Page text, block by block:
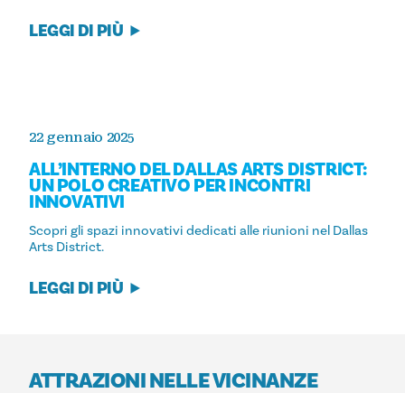
LEGGI DI PIÙ
22 gennaio 2025
ALL’INTERNO DEL DALLAS ARTS DISTRICT:
UN POLO CREATIVO PER INCONTRI
INNOVATIVI
Scopri gli spazi innovativi dedicati alle riunioni nel Dallas
Arts District.
LEGGI DI PIÙ
ATTRAZIONI NELLE VICINANZE